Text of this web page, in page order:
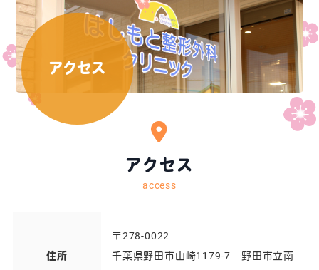
アクセス
アクセス
access
住所
〒278-0022
千葉県野田市山崎1179-7 野田市立南